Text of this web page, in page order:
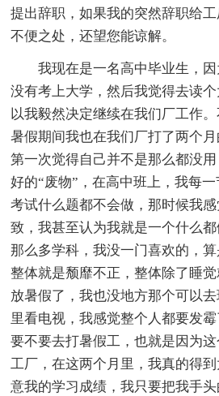
提出辞职，如果我的突然辞职给
不便之处，还望您能谅解。
我现在是一名高中毕业生，因
没有考上大学，然后我觉得去读
以我毅然决定继续在我们厂工作。
暑假期间我也在我们厂打了两个
第一次觉得自己并不是那么都没
好的“废物”，在高中班上，我每
考试什么题都不会做，那时候我
致，我甚至认为我就是一个什么
那么多学科，我没一门喜欢的，
整体就是颓靡不正，整体除了睡
放暑假了，我也没地方那个可以
里看电视，我感觉整个人都要发
要不要去打暑假工，也就是因为
工厂，在这两个月里，我真的得
意我的学习成绩，我只要把我手